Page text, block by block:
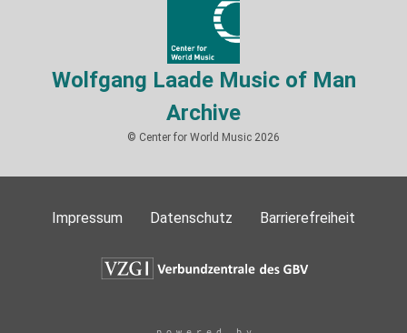
Wolfgang Laade Music of Man
Archive
© Center for World Music 2026
Impressum Datenschutz Barrierefreiheit